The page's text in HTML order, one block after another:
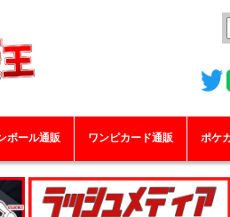
ボール通販 ワンピカード通販 ポケ